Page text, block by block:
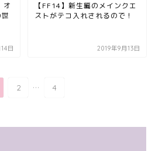
オ
日
【FF14】新生編のメインクエ
ストがテコ入れされるので！
2019年9月13日
2 ... 4